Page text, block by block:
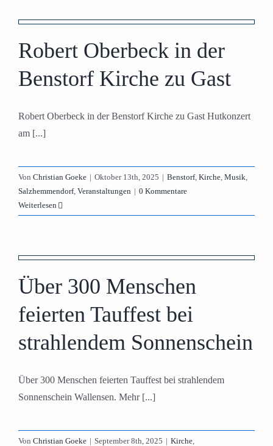
Robert Oberbeck in der
Benstorf Kirche zu Gast
Robert Oberbeck in der Benstorf Kirche zu Gast Hutkonzert
am [...]
Von Christian Goeke | Oktober 13th, 2025 | Benstorf, Kirche, Musik,
Salzhemmendorf, Veranstaltungen | 0 Kommentare
Weiterlesen
Über 300 Menschen
feierten Tauffest bei
strahlendem Sonnenschein
Über 300 Menschen feierten Tauffest bei strahlendem
Sonnenschein Wallensen. Mehr [...]
Von Christian Goeke | September 8th, 2025 | Kirche,